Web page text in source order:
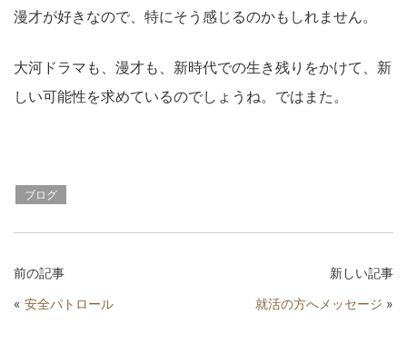
漫才が好きなので、特にそう感じるのかもしれません。
大河ドラマも、漫才も、新時代での生き残りをかけて、新
しい可能性を求めているのでしょうね。ではまた。
ブログ
前の記事
« 安全パトロール
新しい記事
就活の方へメッセージ »